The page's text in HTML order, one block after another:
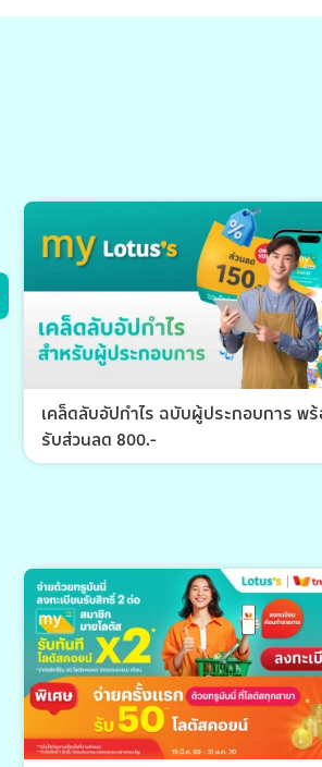
เคล็ดลับอัปกำไร ฉบับผู้ประกอบการ พ
รับส่วนลด 800.-